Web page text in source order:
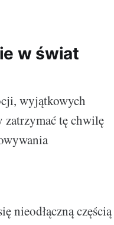
w świat
wyjątkowych
tę chwilę
nieodłączną częścią